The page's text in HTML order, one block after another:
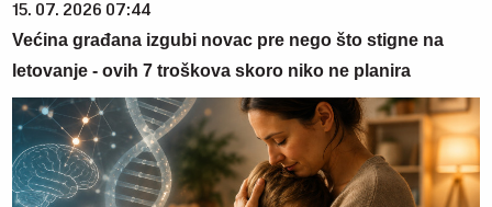
15. 07. 2026 07:44
Većina građana izgubi novac pre nego što stigne na
letovanje - ovih 7 troškova skoro niko ne planira